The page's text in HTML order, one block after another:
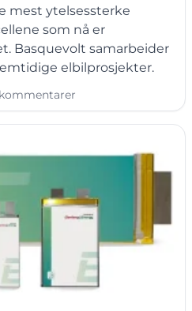
mest ytelsessterke
som nå er
Basquevolt samarbeider
elbilprosjekter.